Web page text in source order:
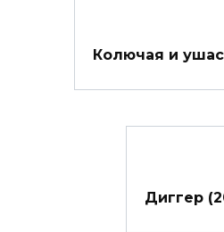
Колючая и
Диггер